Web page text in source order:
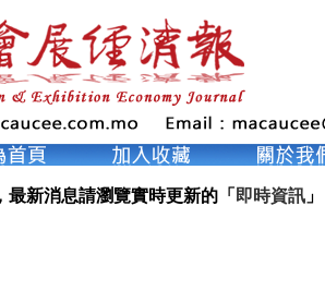
最新消息請瀏覽實時更新的「 即時資訊 」